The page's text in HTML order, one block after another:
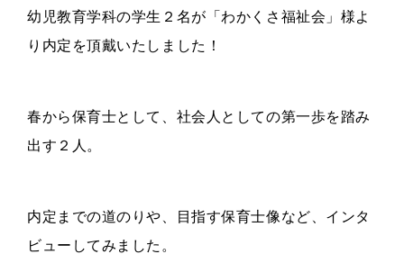
幼児教育学科の学生２名が「わかくさ福祉会」様よ
り内定を頂戴いたしました！
春から保育士として、社会人としての第一歩を踏み
出す２人。
内定までの道のりや、目指す保育士像など、インタ
ビューしてみました。